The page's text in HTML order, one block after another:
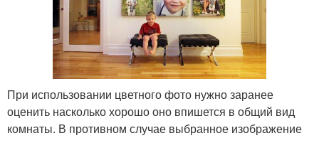
При использовании цветного фото нужно заранее
оценить насколько хорошо оно впишется в общий вид
комнаты. В противном случае выбранное изображение